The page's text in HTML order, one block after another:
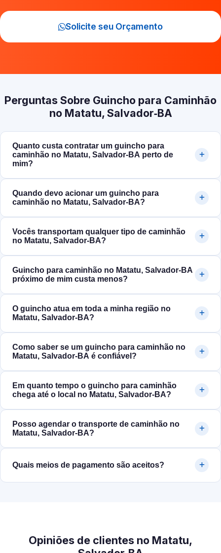
Solicite seu Orçamento
Perguntas Sobre Guincho para Caminhão
no Matatu, Salvador‑BA
Quanto custa contratar um guincho para
caminhão no Matatu, Salvador‑BA perto de
mim?
Quando devo acionar um guincho para
caminhão no Matatu, Salvador‑BA?
Vocês transportam qualquer tipo de caminhão
no Matatu, Salvador‑BA?
Guincho para caminhão no Matatu, Salvador‑BA
próximo de mim custa menos?
O guincho atua em toda a minha região no
Matatu, Salvador‑BA?
Como saber se um guincho para caminhão no
Matatu, Salvador‑BA é confiável?
Em quanto tempo o guincho para caminhão
chega até o local no Matatu, Salvador‑BA?
Posso agendar o transporte de caminhão no
Matatu, Salvador‑BA?
Quais meios de pagamento são aceitos?
Opiniões de clientes no Matatu,